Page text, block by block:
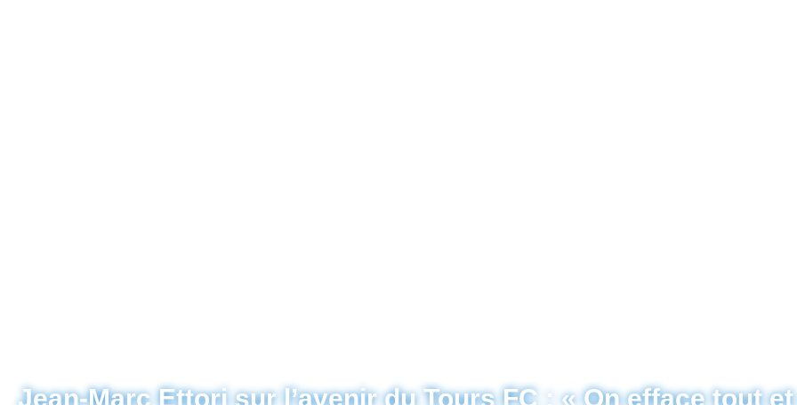
Jean-Marc Ettori sur l’avenir du Tours FC : « On efface tout